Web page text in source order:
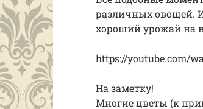
различных овощей.
хороший урожай на
https://youtube.com/
На заметку!
Многие цветы (к